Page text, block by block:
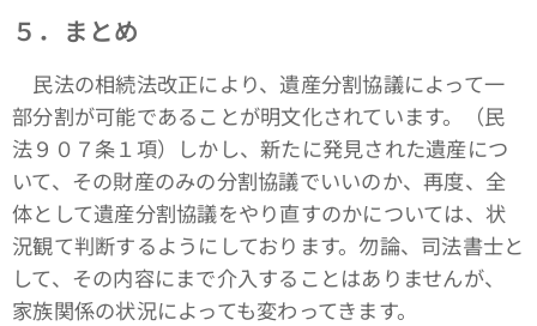
５．まとめ
民法の相続法改正により、遺産分割協議によって一
部分割が可能であることが明文化されています。（民
法９０７条１項）しかし、新たに発見された遺産につ
いて、その財産のみの分割協議でいいのか、再度、全
体として遺産分割協議をやり直すのかについては、状
況観て判断するようにしております。勿論、司法書士と
して、その内容にまで介入することはありませんが、
家族関係の状況によっても変わってきます。